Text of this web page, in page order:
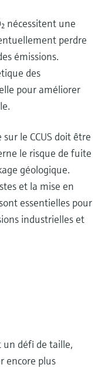
nécessitent une
perdre
émissions.
des
pour améliorer
le CCUS doit être
le risque de fuite
géologique.
et la mise en
essentielles pour
industrielles et
un défi de taille,
encore plus